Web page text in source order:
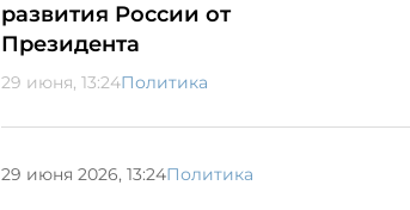
развития России от
Президента
29 июня, 13:24Политика
29 июня 2026, 13:24Политика